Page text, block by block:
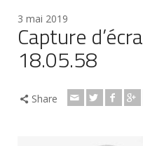
3 mai 2019
Capture
18.05.58
Share